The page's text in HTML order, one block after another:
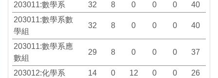
203011:數學系
32 8 0 0 0
40
203011:數學系數
學組
32 8 0 0 0 40
203011:數學系應
數組
29 8 0 0 0 37
203012:化學系 14 0 12 0 0
26